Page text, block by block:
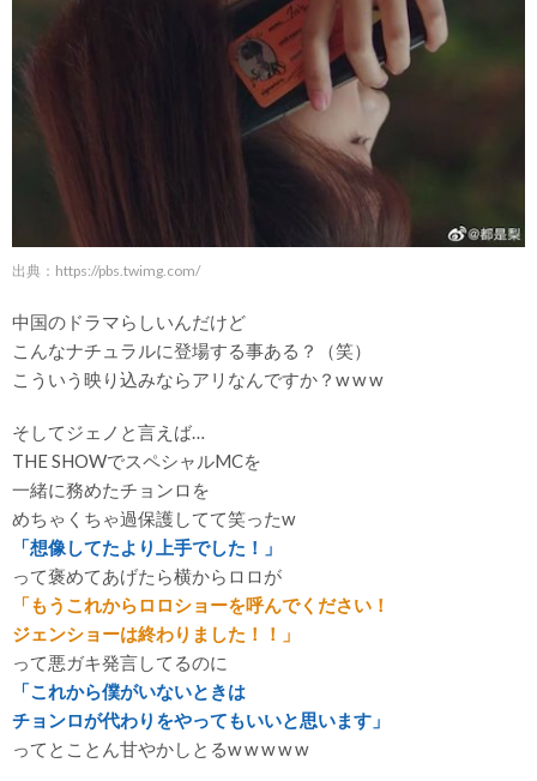
出典： https://pbs.twimg.com/
中国のドラマらしいんだけど
こんなナチュラルに登場する事ある？（笑）
こういう映り込みならアリなんですか？w w w
そしてジェノと言えば…
THE SHOWでスペシャルMCを
一緒に務めたチョンロを
めちゃくちゃ過保護してて笑ったw
「想像してたより上手でした！」
って褒めてあげたら横からロロが
「もうこれからロロショーを呼んでください！
ジェンショーは終わりました！！」
って悪ガキ発言してるのに
「これから僕がいないときは
チョンロが代わりをやってもいいと思います」
ってとことん甘やかしとるw w w w w